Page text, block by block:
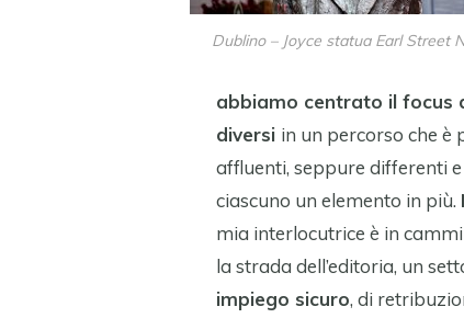
Dublino – Joyce statua Earl Street
abbiamo centrato il focus
diversi in un percorso che è
affluenti, seppure differenti
ciascuno un elemento in più.
mia interlocutrice è in
la strada dell’editoria, un
impiego sicuro, di